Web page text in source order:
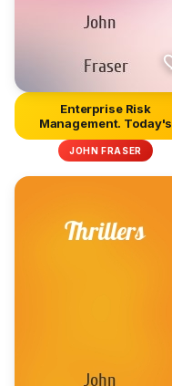
Enterprise Risk
Management. Today's
Leading Resear...
JOHN FRASER